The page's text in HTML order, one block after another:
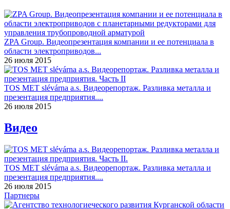
ZPA Group. Видеопрезентация компании и ее потенциала в
области электроприводов...
26 июля 2015
TOS MET slévárna a.s. Видеорепортаж. Разливка металла и
презентация предприятия....
26 июля 2015
Видео
TOS MET slévárna a.s. Видеорепортаж. Разливка металла и
презентация предприятия....
26 июля 2015
Партнеры